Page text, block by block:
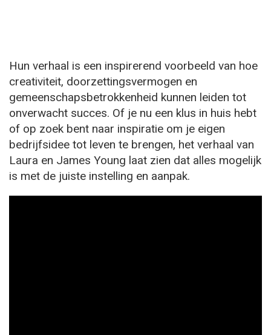
Hun verhaal is een inspirerend voorbeeld van hoe
creativiteit, doorzettingsvermogen en
gemeenschapsbetrokkenheid kunnen leiden tot
onverwacht succes. Of je nu een klus in huis hebt
of op zoek bent naar inspiratie om je eigen
bedrijfsidee tot leven te brengen, het verhaal van
Laura en James Young laat zien dat alles mogelijk
is met de juiste instelling en aanpak.